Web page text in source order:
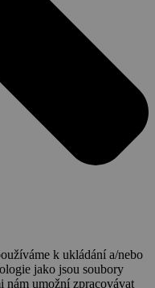
k ukládání a/nebo
jako jsou soubory
nám umožní zpracovávat